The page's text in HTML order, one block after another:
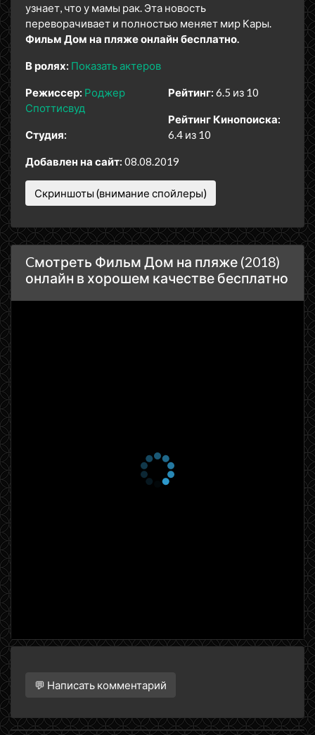
узнает, что у мамы рак. Эта новость
переворачивает и полностью меняет мир Кары.
Фильм Дом на пляже онлайн бесплатно.
В ролях: Показать актеров
Режиссер: Роджер
Споттисвуд
Студия:
Рейтинг: 6.5 из 10
Рейтинг Кинопоиска:
6.4 из 10
Добавлен на сайт: 08.08.2019
Скриншоты (внимание спойлеры)
Cмотреть Фильм Дом на пляже (2018)
онлайн в хорошем качестве бесплатно
💬 Написать комментарий